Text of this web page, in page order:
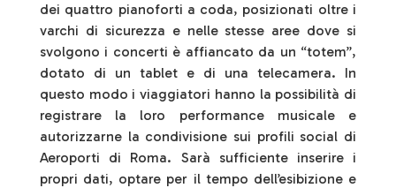
dei quattro pianoforti a coda, posizionati oltre i
varchi di sicurezza e nelle stesse aree dove si
svolgono i concerti è affiancato da un “totem”,
dotato di un tablet e di una telecamera. In
questo modo i viaggiatori hanno la possibilità di
registrare la loro performance musicale e
autorizzarne la condivisione sui profili social di
Aeroporti di Roma. Sarà sufficiente inserire i
propri dati, optare per il tempo dell’esibizione e